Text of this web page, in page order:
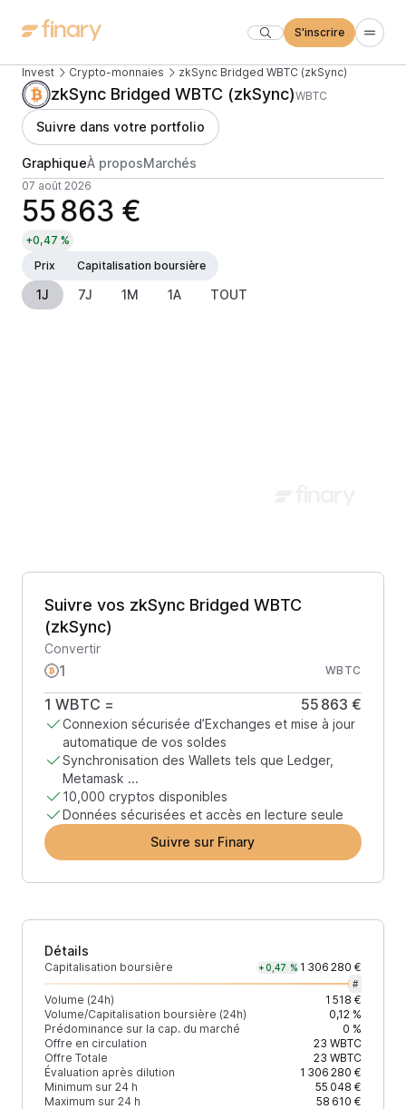
S'inscrire
Invest Crypto-monnaies zkSync Bridged WBTC (zkSync)
zkSync Bridged WBTC (zkSync)WBTC
Suivre dans votre portfolio
GraphiqueÀ proposMarchés
07 août 2026
55 863 €
+0,47 %
Prix
Capitalisation boursière
1J 7J 1M 1A TOUT
Suivre vos zkSync Bridged WBTC
(zkSync)
Convertir
WBTC
1 WBTC = 55 863 €
Connexion sécurisée d’Exchanges et mise à jour
automatique de vos soldes
Synchronisation des Wallets tels que Ledger,
Metamask ...
10,000 cryptos disponibles
Données sécurisées et accès en lecture seule
Suivre sur Finary
Détails
Capitalisation boursière +0,47 % 1 306 280 €
#
Volume (24h)
1 518 €
Volume/Capitalisation boursière (24h)
0,12 %
Prédominance sur la cap. du marché
0 %
Offre en circulation
23 WBTC
Offre Totale
23 WBTC
Évaluation après dilution
1 306 280 €
Minimum sur 24 h
55 048 €
Maximum sur 24 h
58 610 €